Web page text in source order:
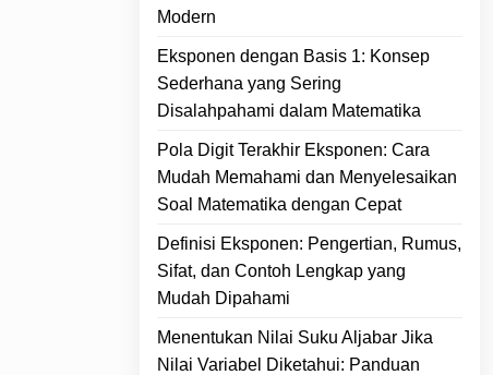
Modern
Eksponen dengan Basis 1: Konsep
Sederhana yang Sering
Disalahpahami dalam Matematika
Pola Digit Terakhir Eksponen: Cara
Mudah Memahami dan Menyelesaikan
Soal Matematika dengan Cepat
Definisi Eksponen: Pengertian, Rumus,
Sifat, dan Contoh Lengkap yang
Mudah Dipahami
Menentukan Nilai Suku Aljabar Jika
Nilai Variabel Diketahui: Panduan